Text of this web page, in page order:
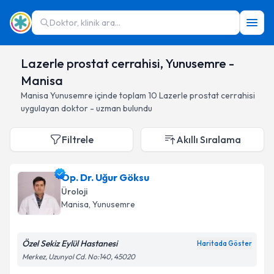
Doktor, klinik ara...
Lazerle prostat cerrahisi, Yunusemre -
Manisa
Manisa Yunusemre içinde toplam 10 Lazerle prostat cerrahisi
uygulayan doktor - uzman bulundu
Filtrele Akıllı Sıralama
Op. Dr. Uğur Göksu
Üroloji
Manisa, Yunusemre
Özel Sekiz Eylül Hastanesi Haritada Göster
Merkez, Uzunyol Cd. No:140, 45020